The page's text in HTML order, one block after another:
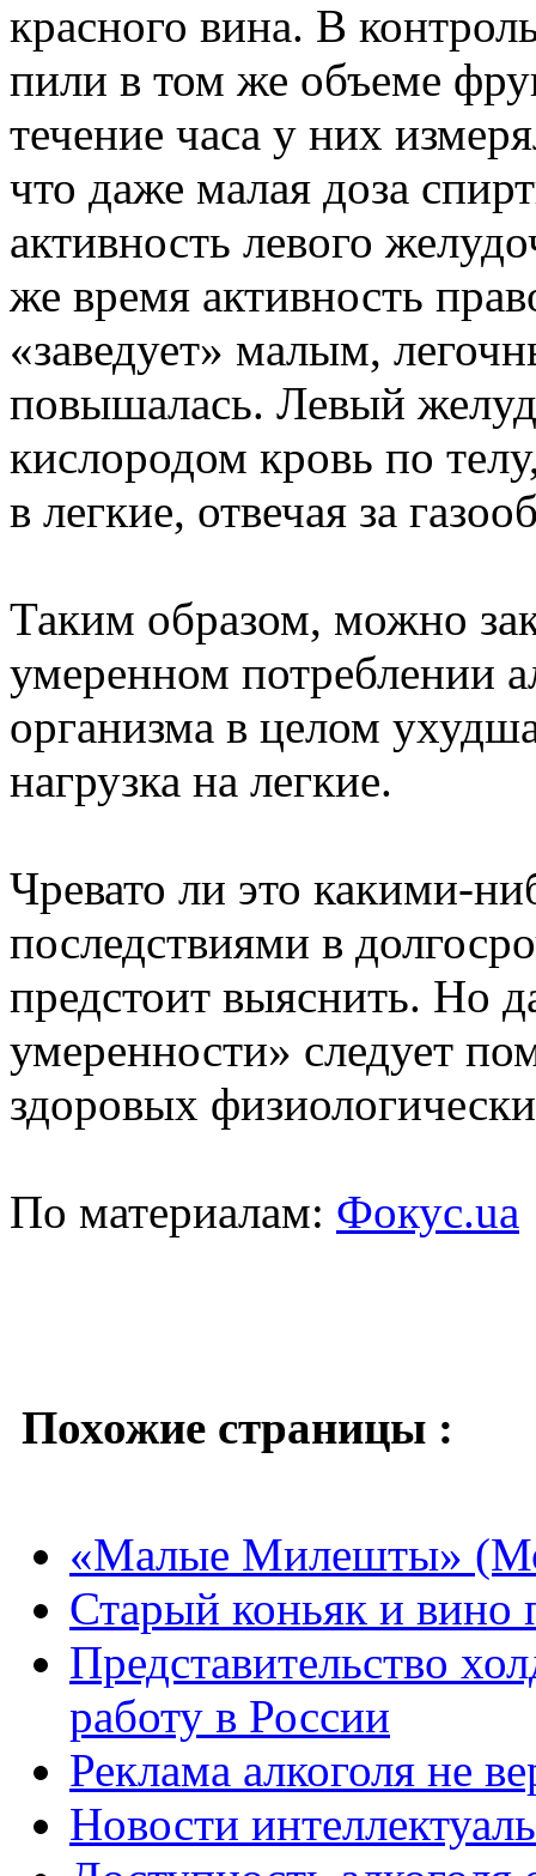
красного вина. В
пили в том же объеме
течение часа у них
что даже малая доза
активность левого
же время активность
«заведует» малым,
повышалась. Левый
кислородом кровь по
в легкие, отвечая за
Таким образом, можно
умеренном потреблении
организма в целом
нагрузка на легкие.
Чревато ли это какими-
последствиями в
предстоит выяснить. Но
умеренности» следует
здоровых
По материалам: Фокус.ua
Похожие страницы :
«Малые Милешты»
Старый коньяк и вино
Представительство
работу в России
Реклама алкоголя не
Новости